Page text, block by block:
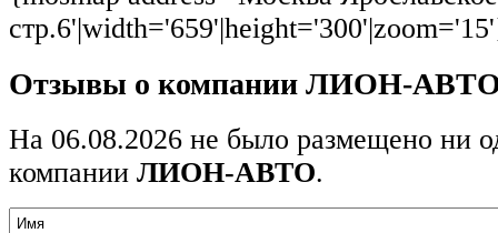
Отзывы о компании ЛИОН-
На 06.08.2026 не было размещено ни
компании ЛИОН-АВТО.